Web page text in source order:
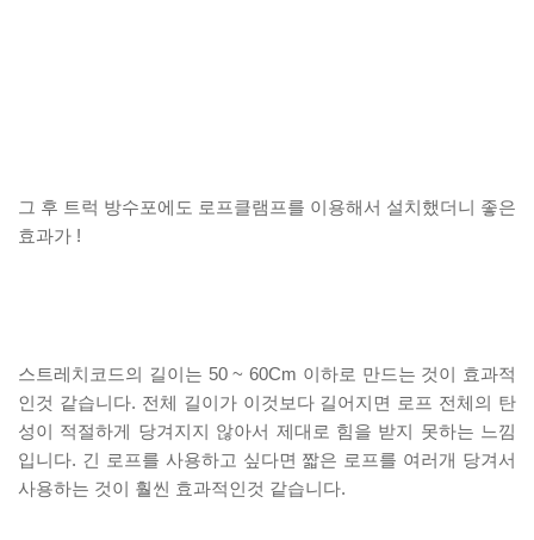
그 후 트럭 방수포에도 로프클램프를 이용해서 설치했더니 좋은
효과가 !
스트레치코드의 길이는 50 ~ 60Cm 이하로 만드는 것이 효과적
인것 같습니다. 전체 길이가 이것보다 길어지면 로프 전체의 탄
성이 적절하게 당겨지지 않아서 제대로 힘을 받지 못하는 느낌
입니다. 긴 로프를 사용하고 싶다면 짧은 로프를 여러개 당겨서
사용하는 것이 훨씬 효과적인것 같습니다.